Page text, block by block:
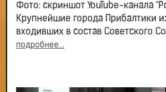
Фото: скриншот YouTube-канала
Крупнейшие города Прибалтики
входивших в состав Советского
подробнее...